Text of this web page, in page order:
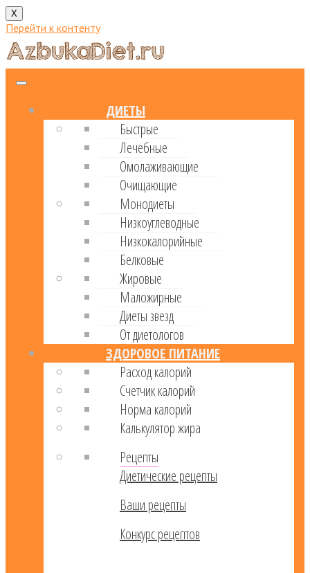
X
Перейти к контенту
ДИЕТЫ
Быстрые
Лечебные
Омолаживающие
Очищающие
Монодиеты
Низкоуглеводные
Низкокалорийные
Белковые
Жировые
Маложирные
Диеты звезд
От диетологов
ЗДОРОВОЕ ПИТАНИЕ
Расход калорий
Cчетчик калорий
Норма калорий
Калькулятор жира
Рецепты
Диетические рецепты
Ваши рецепты
Конкурс рецептов